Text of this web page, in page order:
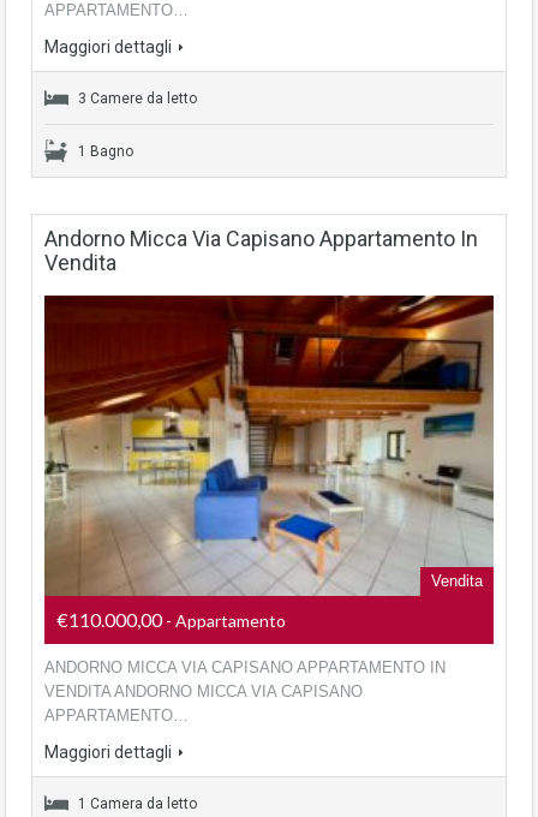
APPARTAMENTO…
Maggiori dettagli
3 Camere da letto
1 Bagno
Andorno Micca Via Capisano Appartamento In
Vendita
Vendita
€110.000,00- Appartamento
ANDORNO MICCA VIA CAPISANO APPARTAMENTO IN
VENDITA ANDORNO MICCA VIA CAPISANO
APPARTAMENTO…
Maggiori dettagli
1 Camera da letto